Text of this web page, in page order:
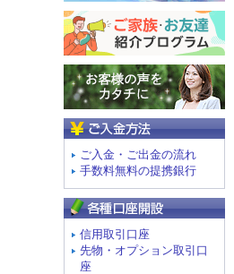
ご入金・ご出金の流れ
手数料無料の提携銀行
信用取引口座
先物・オプション取引口
座